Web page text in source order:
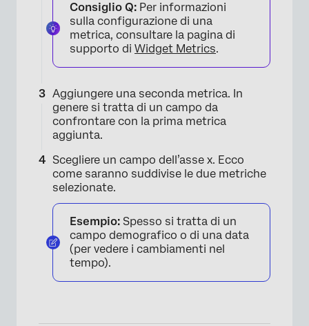
Consiglio Q: Per informazioni
sulla configurazione di una
metrica, consultare la pagina di
supporto di Widget Metrics.
Aggiungere una seconda metrica. In
genere si tratta di un campo da
confrontare con la prima metrica
aggiunta.
Scegliere un campo dell’asse x. Ecco
come saranno suddivise le due metriche
selezionate.
Esempio: Spesso si tratta di un
campo demografico o di una data
(per vedere i cambiamenti nel
tempo).